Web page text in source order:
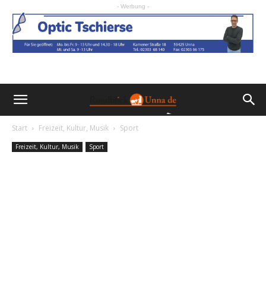
- Werbung -
Start Freizeit, Kultur, Musik Sport
Freizeit, Kultur, Musik Sport